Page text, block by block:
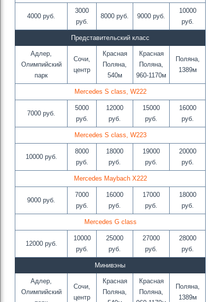
4000 руб.
3000
руб.
8000 руб. 9000 руб.
10000
руб.
Представительский класс
Адлер,
Олимпийский
парк
Сочи,
центр
Красная
Поляна,
540м
Красная
Поляна,
960-1170м
Поляна,
1389м
Mercedes S class, W222
7000 руб.
5000
руб.
12000
руб.
15000
руб.
16000
руб.
Mercedes S class, W223
10000 руб.
8000
руб.
18000
руб.
19000
руб.
20000
руб.
Mercedes Maybach X222
9000 руб.
7000
руб.
16000
руб.
17000
руб.
18000
руб.
Mercedes G class
12000 руб.
10000
руб.
25000
руб.
27000
руб.
28000
руб.
Минивэны
Адлер,
Олимпийский
Сочи,
центр
Красная
Поляна,
Красная
Поляна,
Поляна,
1389м